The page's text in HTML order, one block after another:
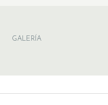
GALERÍA